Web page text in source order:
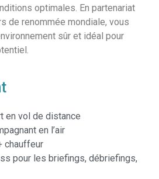
optimales. En partenariat
de renommée mondiale, vous
sûr et idéal pour
en vol de distance
en l’air
chauffeur
pour les briefings, débriefings,